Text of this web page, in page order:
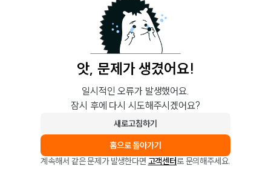
앗, 문제가 생겼어요!
일시적인 오류가 발생했어요.
잠시 후에 다시 시도해주시겠어요?
새로고침하기
홈으로 돌아가기
계속해서 같은 문제가 발생한다면 고객센터로 문의해주세요.